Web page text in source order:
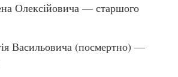
Олексійовича — старшого
Васильовича (посмертно) —